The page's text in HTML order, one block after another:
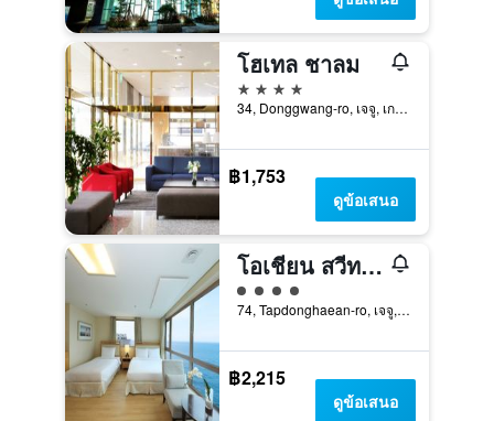
โฮเทล ชาลม
4 ดาว
34, Donggwang-ro, เจจู, เกาหลีใต้
฿1,753
ดูข้อเสนอ
โอเชียน สวีทส์ เชจู โฮเทล
ให้ 4 ดาว
74, Tapdonghaean-ro, เจจู, เกาหลีใต้
฿2,215
ดูข้อเสนอ